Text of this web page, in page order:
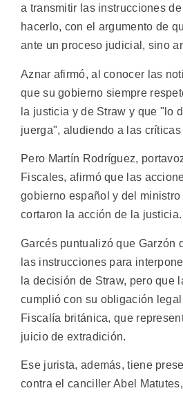
a transmitir las instrucciones
hacerlo, con el argumento de
ante un proceso judicial, sino
Aznar afirmó, al conocer las
que su gobierno siempre
la justicia y de Straw y que "lo
juerga", aludiendo a las críticas
Pero Martín Rodríguez,
Fiscales, afirmó que las
gobierno español y del
cortaron la acción de la justicia.
Garcés puntualizó que Garzón
las instrucciones para
la decisión de Straw, pero que
cumplió con su obligación
Fiscalía británica, que
juicio de extradición.
Ese jurista, además, tiene
contra el canciller Abel